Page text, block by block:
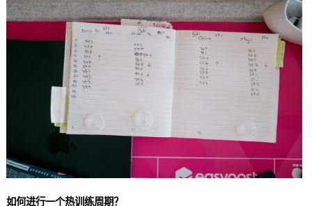
如何进行一个热训练周期？